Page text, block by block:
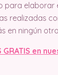
para elaborar
realizadas
en ningún
GRATIS en